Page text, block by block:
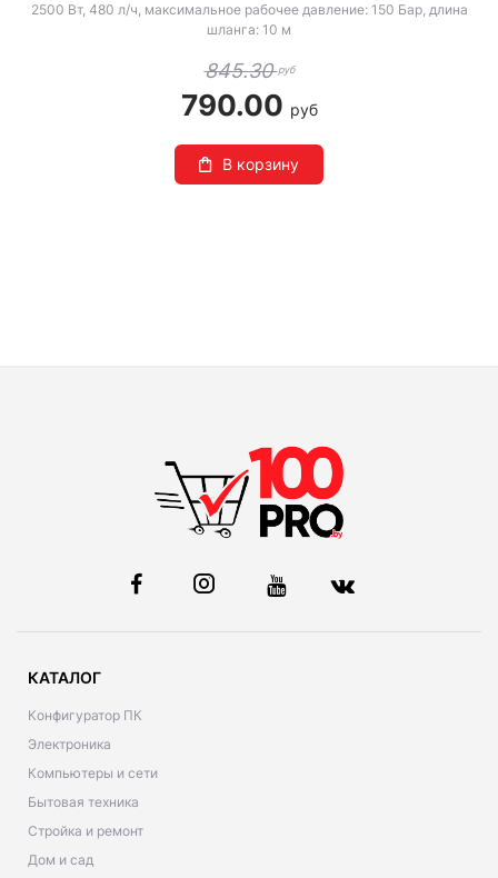
2500 Вт, 480 л/ч, максимальное рабочее давление: 150 Бар, длина
шланга: 10 м
845.30руб
790.00 руб
В корзину
КАТАЛОГ
Конфигуратор ПК
Электроника
Компьютеры и сети
Бытовая техника
Стройка и ремонт
Дом и сад